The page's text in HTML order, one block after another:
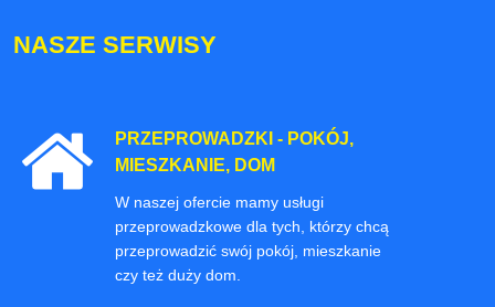
NASZE SERWISY
PRZEPROWADZKI - POKÓJ,
MIESZKANIE, DOM
W naszej ofercie mamy usługi
przeprowadzkowe dla tych, którzy chcą
przeprowadzić swój pokój, mieszkanie
czy też duży dom.